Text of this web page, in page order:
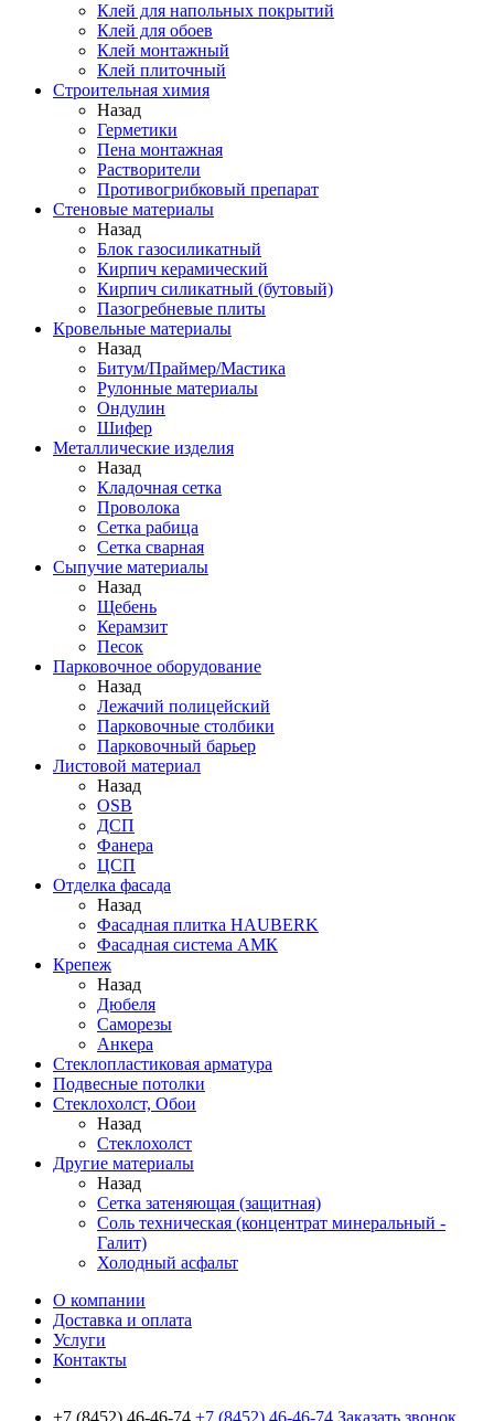
Клей для напольных покрытий
Клей для обоев
Клей монтажный
Клей плиточный
Строительная химия
Назад
Герметики
Пена монтажная
Растворители
Противогрибковый препарат
Стеновые материалы
Назад
Блок газосиликатный
Кирпич керамический
Кирпич силикатный (бутовый)
Пазогребневые плиты
Кровельные материалы
Назад
Битум/Праймер/Мастика
Рулонные материалы
Ондулин
Шифер
Металлические изделия
Назад
Кладочная сетка
Проволока
Сетка рабица
Сетка сварная
Сыпучие материалы
Назад
Щебень
Керамзит
Песок
Парковочное оборудование
Назад
Лежачий полицейский
Парковочные столбики
Парковочный барьер
Листовой материал
Назад
OSB
ДСП
Фанера
ЦСП
Отделка фасада
Назад
Фасадная плитка HAUBERK
Фасадная система АМК
Крепеж
Назад
Дюбеля
Саморезы
Анкера
Стеклопластиковая арматура
Подвесные потолки
Стеклохолст, Обои
Назад
Стеклохолст
Другие материалы
Назад
Сетка затеняющая (защитная)
Соль техническая (концентрат минеральный -
Галит)
Холодный асфальт
О компании
Доставка и оплата
Услуги
Контакты
+7 (8452) 46-46-74 +7 (8452) 46-46-74 Заказать звонок